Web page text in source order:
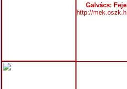
Galvács:
http://